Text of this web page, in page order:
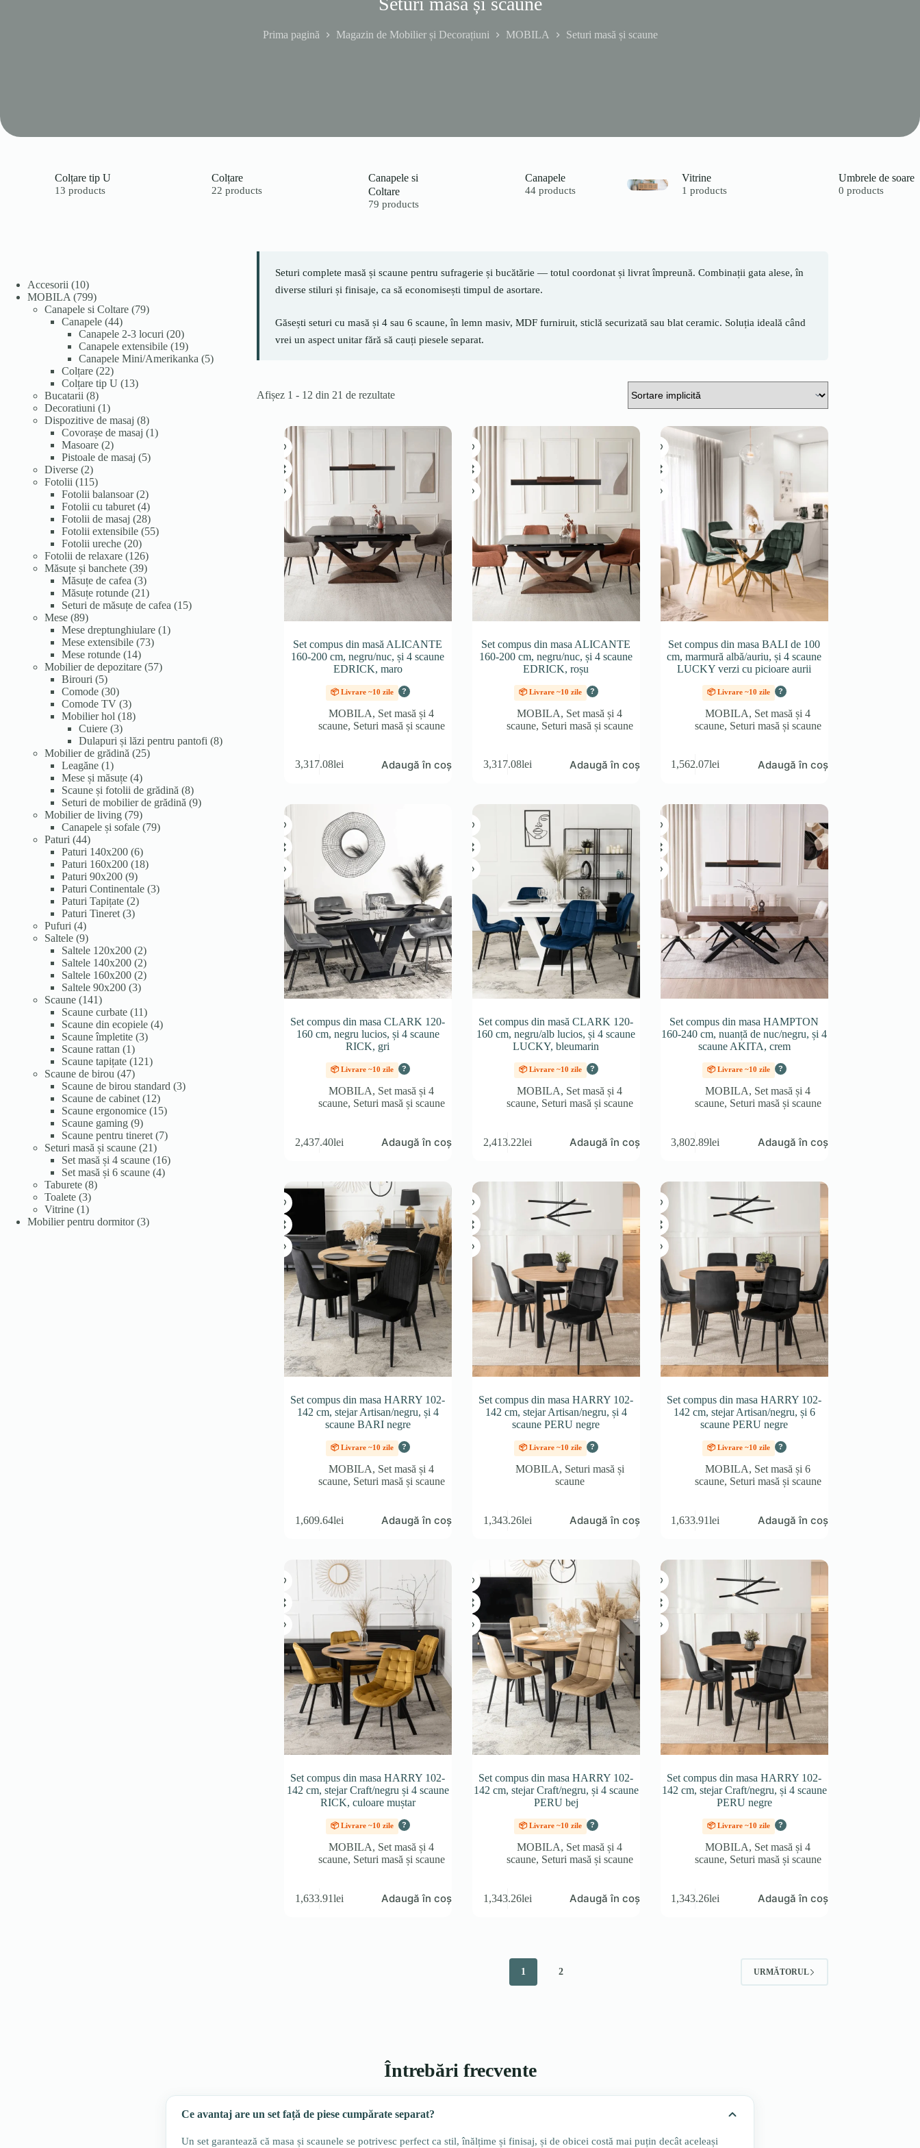
Prima pagină Magazin de Mobilier și Decorațiuni MOBILA Seturi masă și scaune
Colțare tip U
13 products
Colțare
22 products
Canapele si
Coltare
79 products
Canapele
44 products
Vitrine
1 products
Umbrele de soare
0 products
Seturi complete masă și scaune pentru sufragerie și bucătărie — totul coordonat și livrat împreună. Combinații gata alese, în
diverse stiluri și finisaje, ca să economisești timpul de asortare.
Găsești seturi cu masă și 4 sau 6 scaune, în lemn masiv, MDF furniruit, sticlă securizată sau blat ceramic. Soluția ideală când
vrei un aspect unitar fără să cauți piesele separat.
Afișez 1 - 12 din 21 de rezultate
Set compus din masă ALICANTE
160-200 cm, negru/nuc, și 4 scaune
EDRICK, maro
📦 Livrare ~10 zile ?
MOBILA, Set masă și 4
scaune, Seturi masă și scaune
3,317.08lei Adaugă în coș
Set compus din masa ALICANTE
160-200 cm, negru/nuc, și 4 scaune
EDRICK, roșu
📦 Livrare ~10 zile ?
MOBILA, Set masă și 4
scaune, Seturi masă și scaune
3,317.08lei Adaugă în coș
Set compus din masa BALI de 100
cm, marmură albă/auriu, și 4 scaune
LUCKY verzi cu picioare aurii
📦 Livrare ~10 zile ?
MOBILA, Set masă și 4
scaune, Seturi masă și scaune
1,562.07lei Adaugă în coș
Set compus din masa CLARK 120-
160 cm, negru lucios, și 4 scaune
RICK, gri
📦 Livrare ~10 zile ?
MOBILA, Set masă și 4
scaune, Seturi masă și scaune
2,437.40lei Adaugă în coș
Set compus din masă CLARK 120-
160 cm, negru/alb lucios, și 4 scaune
LUCKY, bleumarin
📦 Livrare ~10 zile ?
MOBILA, Set masă și 4
scaune, Seturi masă și scaune
2,413.22lei Adaugă în coș
Set compus din masa HAMPTON
160-240 cm, nuanță de nuc/negru, și 4
scaune AKITA, crem
📦 Livrare ~10 zile ?
MOBILA, Set masă și 4
scaune, Seturi masă și scaune
3,802.89lei Adaugă în coș
Set compus din masa HARRY 102-
142 cm, stejar Artisan/negru, și 4
scaune BARI negre
📦 Livrare ~10 zile ?
MOBILA, Set masă și 4
scaune, Seturi masă și scaune
1,609.64lei Adaugă în coș
Set compus din masa HARRY 102-
142 cm, stejar Artisan/negru, și 4
scaune PERU negre
📦 Livrare ~10 zile ?
MOBILA, Seturi masă și
scaune
1,343.26lei Adaugă în coș
Set compus din masa HARRY 102-
142 cm, stejar Artisan/negru, și 6
scaune PERU negre
📦 Livrare ~10 zile ?
MOBILA, Set masă și 6
scaune, Seturi masă și scaune
1,633.91lei Adaugă în coș
Set compus din masa HARRY 102-
142 cm, stejar Craft/negru și 4 scaune
RICK, culoare muștar
📦 Livrare ~10 zile ?
MOBILA, Set masă și 4
scaune, Seturi masă și scaune
1,633.91lei Adaugă în coș
Set compus din masa HARRY 102-
142 cm, stejar Craft/negru, și 4 scaune
PERU bej
📦 Livrare ~10 zile ?
MOBILA, Set masă și 4
scaune, Seturi masă și scaune
1,343.26lei Adaugă în coș
Set compus din masa HARRY 102-
142 cm, stejar Craft/negru, și 4 scaune
PERU negre
📦 Livrare ~10 zile ?
MOBILA, Set masă și 4
scaune, Seturi masă și scaune
1,343.26lei Adaugă în coș
1 2 URMĂTORUL
Accesorii 1010
produse
MOBILA 799799
de
produse
Canapele si Coltare 7979
produse
Canapele 4444
de
produse
Canapele 2-3 locuri 2020
de
produse
Canapele extensibile 1919
produse
Canapele Mini/Amerikanka 55
Colțare 2222
de
Colțare tip U 1313
Bucatarii 88
produse
Decoratiuni 11
produs
Dispozitive de masaj 88
produse
Covorașe de masaj 11
Masoare 22
produse
Pistoale de masaj 55
Diverse 22
produse
Fotolii 115115
produse
Fotolii balansoar 22
produse
Fotolii cu taburet 44
produse
Fotolii de masaj 2828
de
Fotolii extensibile 5555
Fotolii ureche 2020
de
produse
Fotolii de relaxare 126126
de
produse
Măsuțe și banchete 3939
de
produse
Măsuțe de cafea 33
produse
Măsuțe rotunde 2121
de
Seturi de măsuțe de cafea 1515
Mese 8989
de
produse
Mese dreptunghiulare 11
Mese extensibile 7373
produse
Mese rotunde 1414
produse
Mobilier de depozitare 5757
Birouri 55
produse
Comode 3030
de
produse
Comode TV 33
produse
Mobilier hol 1818
Cuiere 33
produse
Dulapuri și lăzi pentru pantofi 88
Mobilier de grădină 2525
Leagăne 11
produs
Mese și măsuțe 44
produse
Scaune și fotolii de grădină 88
produse
Seturi de mobilier de grădină 99
Mobilier de living 7979
de
Canapele și sofale 7979
Paturi 4444
de
produse
Paturi 140x200 66
produse
Paturi 160x200 1818
Paturi 90x200 99
produse
Paturi Continentale 33
Paturi Tapițate 22
Paturi Tineret 33
Pufuri 44
produse
Saltele 99
produse
Saltele 120x200 22
produse
Saltele 140x200 22
produse
Saltele 160x200 22
Saltele 90x200 33
Scaune 141141
de
produse
Scaune curbate 1111
produse
Scaune din ecopiele 44
Scaune împletite 33
Scaune rattan 11
produs
Scaune tapițate 121121
produse
Scaune de birou 4747
de
produse
Scaune de birou standard 33
Scaune de cabinet 1212
produse
Scaune ergonomice 1515
Scaune gaming 99
produse
Scaune pentru tineret 77
Seturi masă și scaune 2121
de
produse
Set masă și 4 scaune 1616
Set masă și 6 scaune 44
Taburete 88
Toalete 33
produse
Vitrine 11
produs
Mobilier pentru dormitor 33
Întrebări frecvente
Ce avantaj are un set față de piese cumpărate separat?
Un set garantează că masa și scaunele se potrivesc perfect ca stil, înălțime și finisaj, și de obicei costă mai puțin decât aceleași